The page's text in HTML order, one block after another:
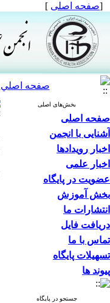
[صفحه اصلی ]
صفحه اصلي
بخش‌های اصلی
صفحه اصلی
آشنایی با انجمن
اخبار رویدادها
اخبار علمی
عضویت در پایگاه
بخش آموزش
انتشارات ما
دریافت فایل
تماس با ما
تسهیلات پایگاه
پیوند ها
جستجو در پایگاه